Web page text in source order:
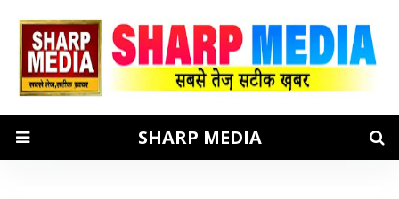
SHARP MEDIA